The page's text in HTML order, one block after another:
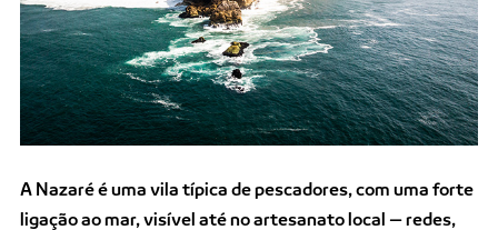
A Nazaré é uma vila típica de pescadores, com uma forte
ligação ao mar, visível até no artesanato local — redes,